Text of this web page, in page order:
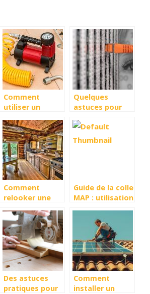
Comment
utiliser un
d’air pour
peindre les
murs de sa
maison ?
Quelques
astuces pour
soucis avec
votre prise
Comment
relooker une
en 7 etapes ?
Guide de la colle
MAP : utilisation
Des astuces
pratiques pour
Comment
installer un